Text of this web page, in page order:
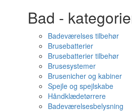
Bad -
Badeværelses tilbehør
Brusebatterier
Brusebatterier tilbehør
Brusesystemer
Brusenicher og kabiner
Spejle og spejlskabe
Håndklædetørrere
Badeværelsesbelysning